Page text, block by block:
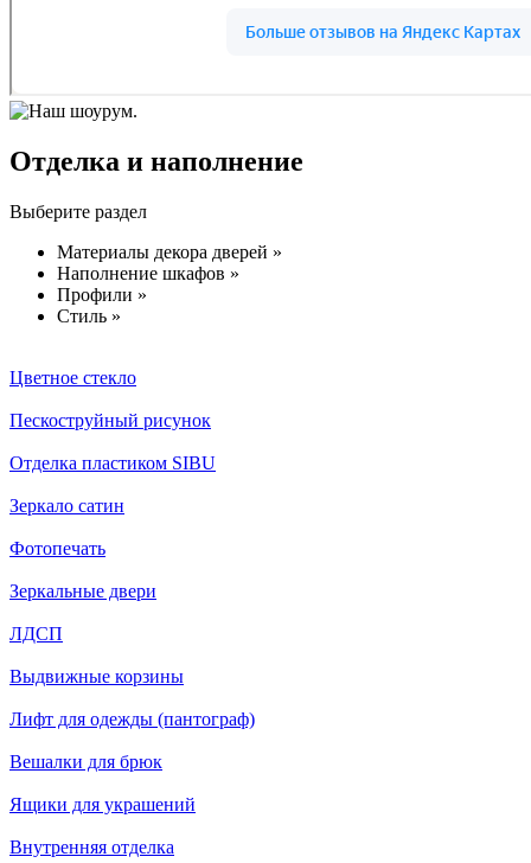
Отделка и наполнение
Выберите раздел
Материалы декора дверей »
Наполнение шкафов »
Профили »
Стиль »
Цветное стекло
Пескоструйный рисунок
Отделка пластиком SIBU
Зеркало сатин
Фотопечать
Зеркальные двери
ЛДСП
Выдвижные корзины
Лифт для одежды (пантограф)
Вешалки для брюк
Ящики для украшений
Внутренняя отделка